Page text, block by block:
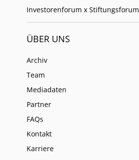
Investorenforum x Stiftungsforum
ÜBER UNS
Archiv
Team
Mediadaten
Partner
FAQs
Kontakt
Karriere